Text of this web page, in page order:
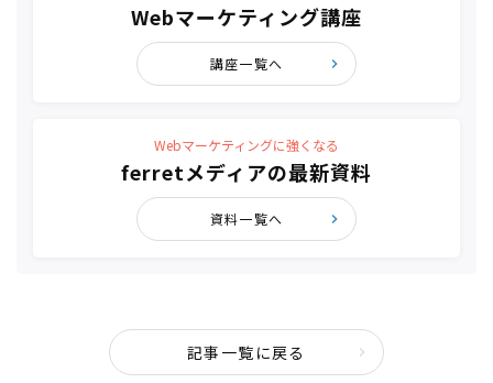
Webマーケティング講座
講座一覧へ
Webマーケティングに強くなる
ferretメディアの最新資料
資料一覧へ
記事一覧に戻る